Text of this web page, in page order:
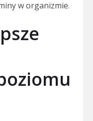
w organizmie.